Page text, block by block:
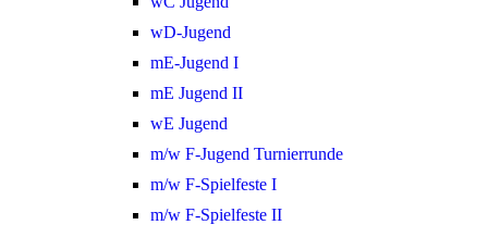
wD-Jugend
mE-Jugend I
mE Jugend II
wE Jugend
m/w F-Jugend Turnierrunde
m/w F-Spielfeste I
m/w F-Spielfeste II